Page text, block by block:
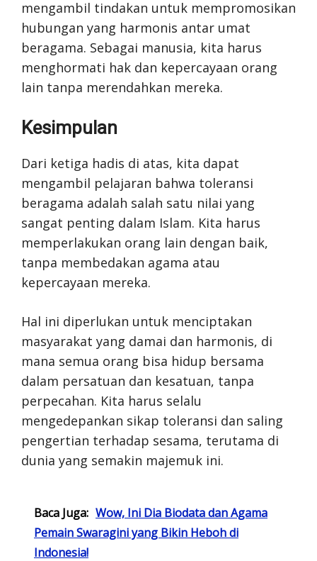
mengambil tindakan untuk mempromosikan
hubungan yang harmonis antar umat
beragama. Sebagai manusia, kita harus
menghormati hak dan kepercayaan orang
lain tanpa merendahkan mereka.
Kesimpulan
Dari ketiga hadis di atas, kita dapat
mengambil pelajaran bahwa toleransi
beragama adalah salah satu nilai yang
sangat penting dalam Islam. Kita harus
memperlakukan orang lain dengan baik,
tanpa membedakan agama atau
kepercayaan mereka.
Hal ini diperlukan untuk menciptakan
masyarakat yang damai dan harmonis, di
mana semua orang bisa hidup bersama
dalam persatuan dan kesatuan, tanpa
perpecahan. Kita harus selalu
mengedepankan sikap toleransi dan saling
pengertian terhadap sesama, terutama di
dunia yang semakin majemuk ini.
Baca Juga: Wow, Ini Dia Biodata dan Agama
Pemain Swaragini yang Bikin Heboh di
Indonesia!